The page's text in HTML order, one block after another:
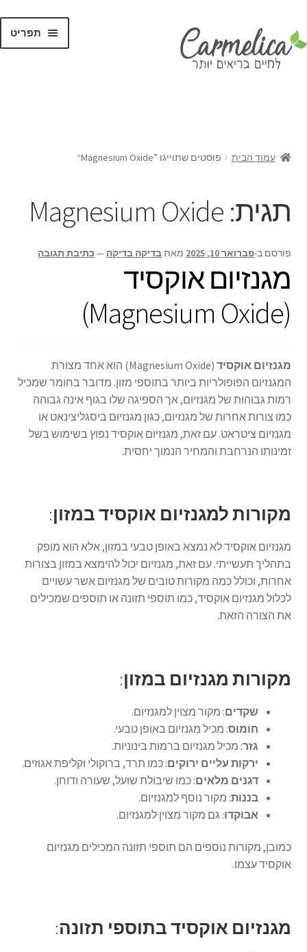
תפריט
עמוד הבית פוסטים שתוייגו ”Magnesium Oxide“
תגית: Magnesium Oxide
פורסם ב-פברואר 10, 2025 מאתבדיקה בדיקה — כתיבת תגובה
מגנזיום אוקסיד
(Magnesium Oxide)
מגנזיום אוקסיד
(Magnesium Oxide) הוא אחד מצורת
המגנזיום הפופולריות ביותר בתוספי מזון. מדובר בחומר שמכיל
רמות גבוהות של מגנזיום, אך הספיגה שלו בגוף אינה גבוהה
כמו צורות אחרות של מגנזיום, כגון מגנזיום ביסגליצינאט או
מגנזיום ציטראט. עם זאת, מגנזיום אוקסיד נפוץ בשימוש בשל
זמינותו הנרחבת והמחיר הנמוך יחסית.
מקורות למגנזיום אוקסיד במזון:
מגנזיום אוקסיד לא נמצא באופן טבעי במזון, אלא הוא מופק
בתהליך תעשייתי. עם זאת, מגנזיום יכול להימצא במזון בצורות
אחרות, וכולל כמה מקורות טובים של מגנזיום אשר עשויים
לכלול מגנזיום אוקסיד, כמו תוספי תזונה או תוספים שמכילים
את הצורה הזאת.
מקורות מגנזיום במזון:
שקדים: מקור מצוין למגנזיום.
חומוס: מכיל מגנזיום באופן טבעי.
גזר: מכיל מגנזיום ברמות בינוניות.
ירקות עליים ירוקים: כמו תרד, ברוקולי וקליפת אגוזים.
דגנים מלאים: כמו שיבולת שועל, שעורה ודוחן.
בננות: מקור נוסף למגנזיום.
אבוקדו: גם מקור מצוין למגנזיום.
כמובן, מקורות נוספים הם תוספי תזונה המכילים מגנזיום
אוקסיד עצמו.
מגנזיום אוקסיד בתוספי תזונה: